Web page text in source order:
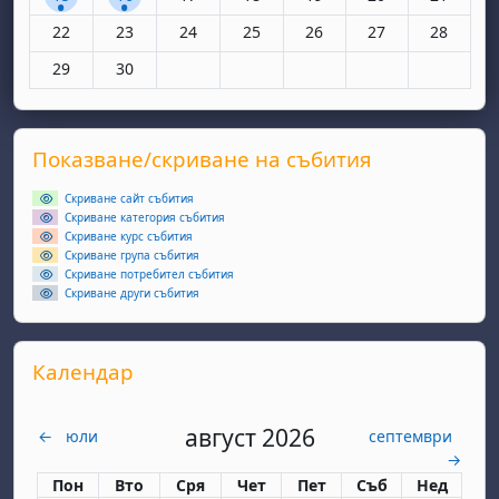
Няма събития, понеделник, 22 юни
22 Няма събития, вторник, 23 юни
23 Няма събития, сряда, 24 юни
24 Няма събития, четвъртък, 25 юни
25 Няма събития, петък, 26
26 Няма събития,
27 Няма
28
Няма събития, понеделник, 29 юни
29 Няма събития, вторник, 30 юни
30
Supplementary blocks
Прескочи Показване/скриване на събития
Показване/скриване на събития
Скриване сайт събития
Скриване категория събития
Скриване курс събития
Скриване група събития
Скриване потребител събития
Скриване други събития
Прескочи Календар
Календар
← юли август 2026
септември
→
Понеделник
Пон вторник
Вто сряда
Сря четвъртък
Чет петък
Пет събота
Съб неделя
Нед